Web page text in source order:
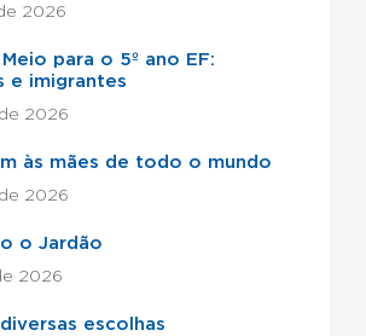
2026
para o 5º ano EF:
e imigrantes
2026
às mães de todo o mundo
2026
o Jardão
2026
escolhas